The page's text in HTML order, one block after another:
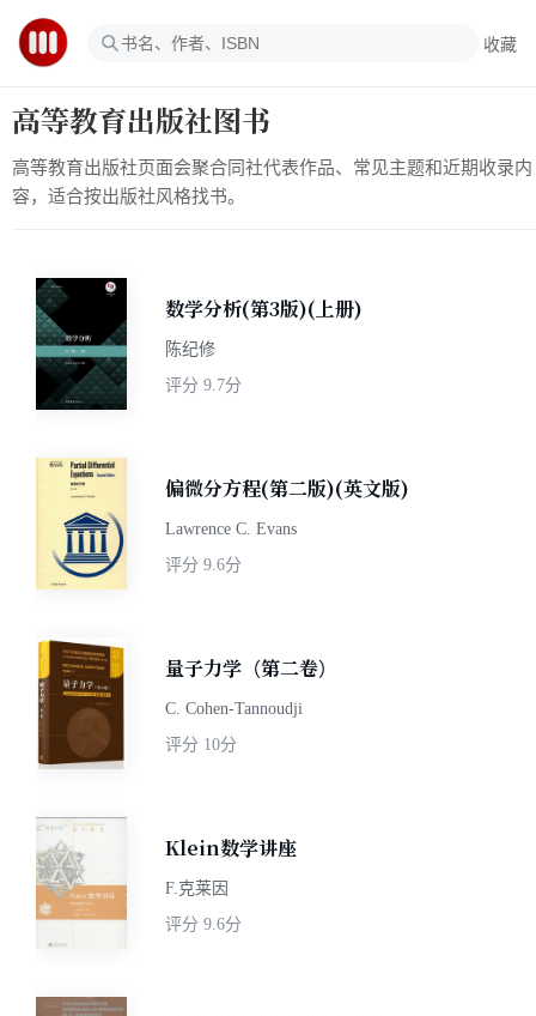
收藏
高等教育出版社图书
高等教育出版社页面会聚合同社代表作品、常见主题和近期收录内
容，适合按出版社风格找书。
数学分析(第3版)(上册)
陈纪修
评分 9.7分
偏微分方程(第二版)(英文版)
Lawrence C. Evans
评分 9.6分
量子力学（第二卷）
C. Cohen-Tannoudji
评分 10分
Klein数学讲座
F.克莱因
评分 9.6分